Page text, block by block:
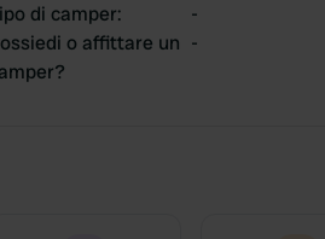
di camper:
-
o affittare un -